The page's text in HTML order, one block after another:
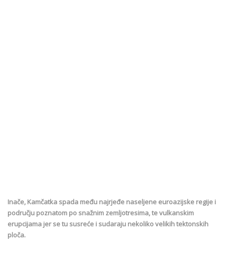
Inače, Kamčatka spada među najrjeđe naseljene euroazijske regije i
području poznatom po snažnim zemljotresima, te vulkanskim
erupcijama jer se tu susreće i sudaraju nekoliko velikih tektonskih
ploča.